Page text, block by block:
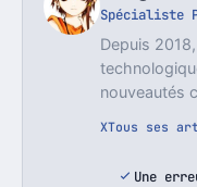
Spécialiste
Depuis
nouveautés
XTous ses
Une